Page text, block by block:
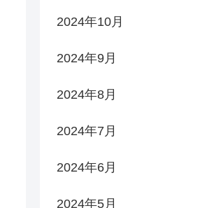
2024年10月
2024年9月
2024年8月
2024年7月
2024年6月
2024年5月